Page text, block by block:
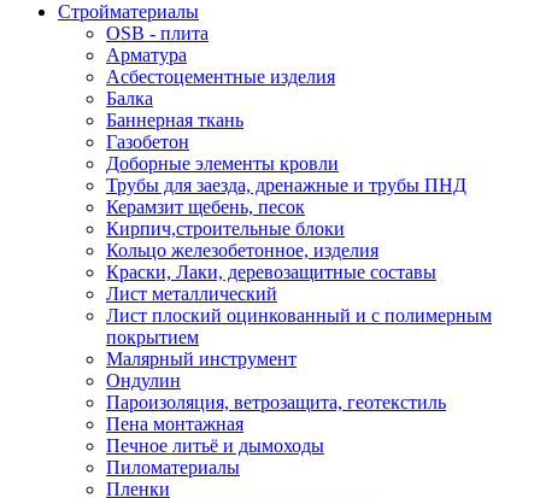
Стройматериалы
OSB - плита
Арматура
Асбестоцементные изделия
Балка
Баннерная ткань
Газобетон
Доборные элементы кровли
Трубы для заезда, дренажные и трубы ПНД
Керамзит щебень, песок
Кирпич,строительные блоки
Кольцо железобетонное, изделия
Краски, Лаки, деревозащитные составы
Лист металлический
Лист плоский оцинкованный и с полимерным
покрытием
Малярный инструмент
Ондулин
Пароизоляция, ветрозащита, геотекстиль
Пена монтажная
Печное литьё и дымоходы
Пиломатериалы
Пленки